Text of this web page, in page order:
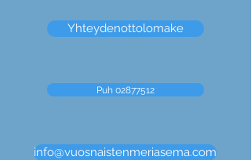
Yhteydenottolomake
Puh 02877512
info@vuosnaistenmeriasema.com